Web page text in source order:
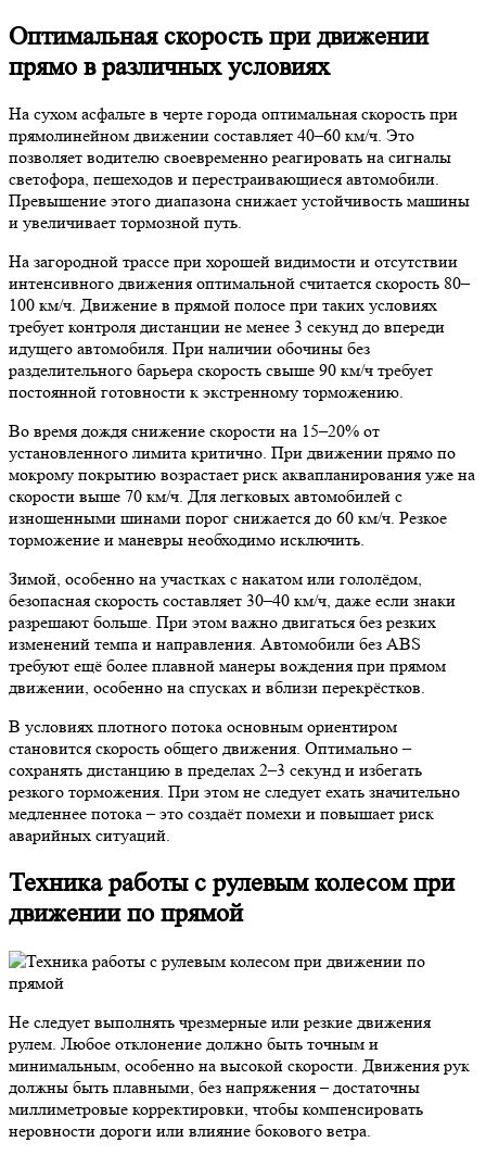
Оптимальная скорость при движении
прямо в различных условиях
На сухом асфальте в черте города оптимальная скорость при
прямолинейном движении составляет 40–60 км/ч. Это
позволяет водителю своевременно реагировать на сигналы
светофора, пешеходов и перестраивающиеся автомобили.
Превышение этого диапазона снижает устойчивость машины
и увеличивает тормозной путь.
На загородной трассе при хорошей видимости и отсутствии
интенсивного движения оптимальной считается скорость 80–
100 км/ч. Движение в прямой полосе при таких условиях
требует контроля дистанции не менее 3 секунд до впереди
идущего автомобиля. При наличии обочины без
разделительного барьера скорость свыше 90 км/ч требует
постоянной готовности к экстренному торможению.
Во время дождя снижение скорости на 15–20% от
установленного лимита критично. При движении прямо по
мокрому покрытию возрастает риск аквапланирования уже на
скорости выше 70 км/ч. Для легковых автомобилей с
изношенными шинами порог снижается до 60 км/ч. Резкое
торможение и маневры необходимо исключить.
Зимой, особенно на участках с накатом или гололёдом,
безопасная скорость составляет 30–40 км/ч, даже если знаки
разрешают больше. При этом важно двигаться без резких
изменений темпа и направления. Автомобили без ABS
требуют ещё более плавной манеры вождения при прямом
движении, особенно на спусках и вблизи перекрёстков.
В условиях плотного потока основным ориентиром
становится скорость общего движения. Оптимально –
сохранять дистанцию в пределах 2–3 секунд и избегать
резкого торможения. При этом не следует ехать значительно
медленнее потока – это создаёт помехи и повышает риск
аварийных ситуаций.
Техника работы с рулевым колесом при
движении по прямой
Не следует выполнять чрезмерные или резкие движения
рулем. Любое отклонение должно быть точным и
минимальным, особенно на высокой скорости. Движения рук
должны быть плавными, без напряжения – достаточны
миллиметровые корректировки, чтобы компенсировать
неровности дороги или влияние бокового ветра.